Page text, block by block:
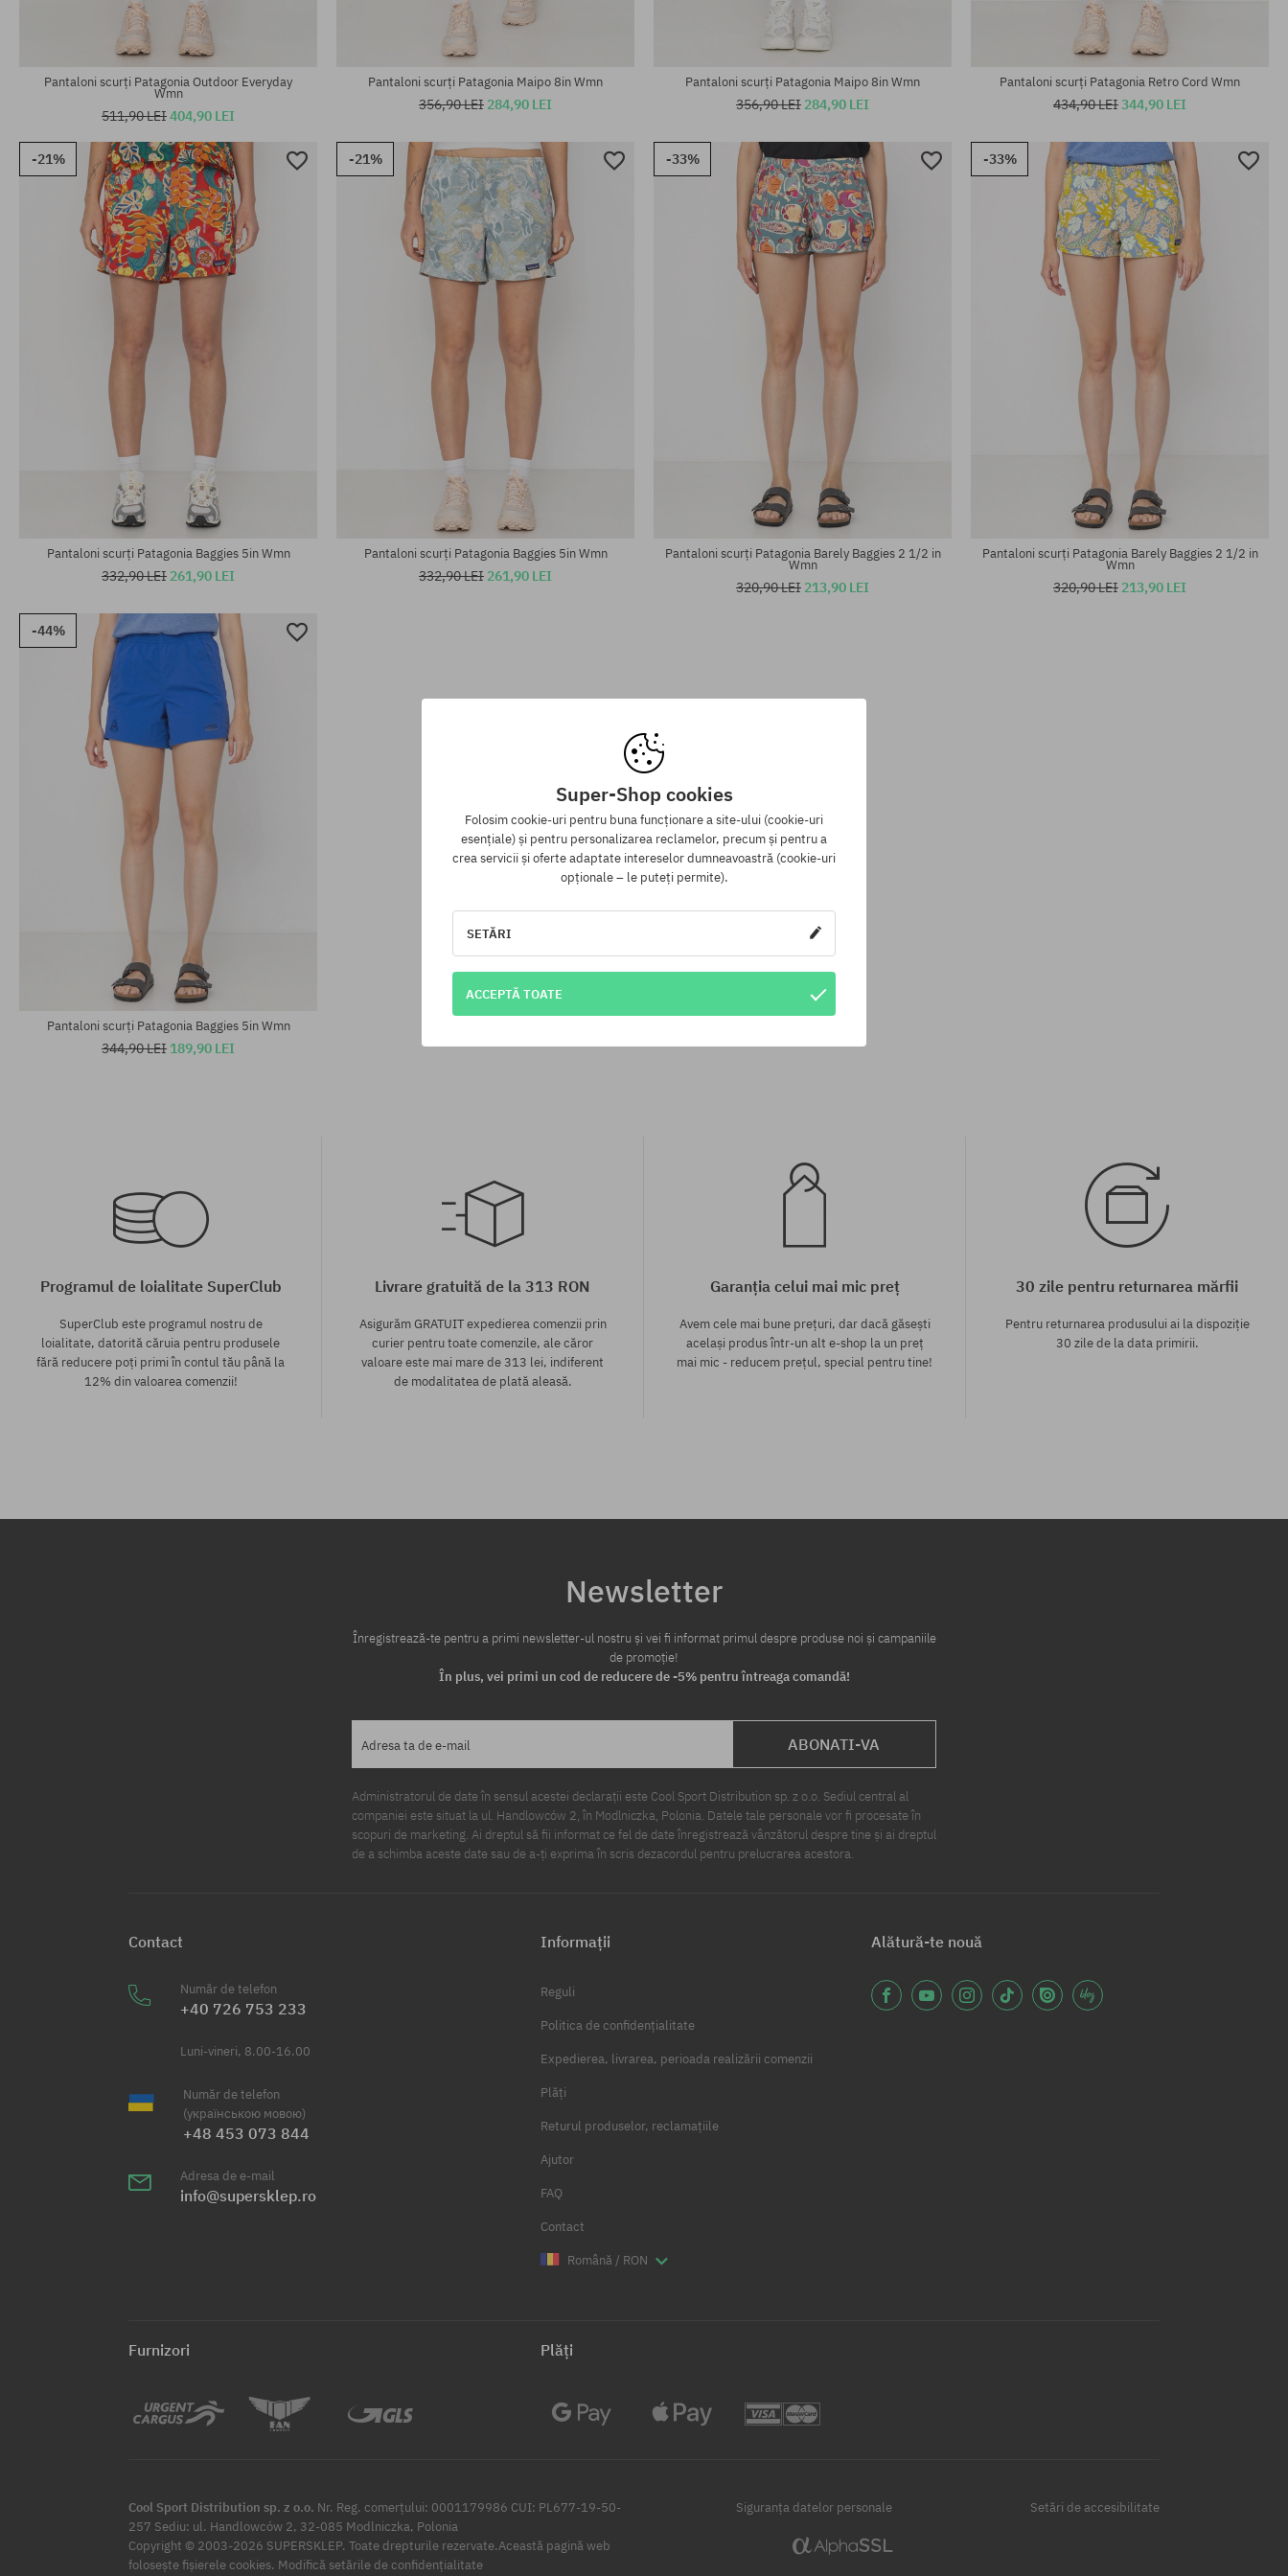
Mărimi existente:
Pantaloni scurți Patagonia Outdoor Everyday
Wmn
511,90 LEI404,90 LEI
Pantaloni scurți Patagonia Maipo 8in Wmn
356,90 LEI 284,90 LEI
Pantaloni scurți Patagonia Maipo 8in Wmn
356,90 LEI 284,90 LEI
Pantaloni scurți Patagonia Retro Cord Wmn
434,90 LEI344,90 LEI
-21%
Mărimi existente:
Pantaloni scurți Patagonia Baggies 5in Wmn
332,90 LEI 261,90 LEI
-21%
Pantaloni scurți Patagonia Baggies 5in Wmn
332,90 LEI 261,90 LEI
-33%
Mărimi existente:
Pantaloni scurți Patagonia Barely Baggies 2 1/2 in
Wmn
320,90 LEI 213,90 LEI
-33%
Pantaloni scurți Patagonia Barely Baggies 2 1/2 in
Wmn
320,90 LEI 213,90 LEI
-44%
Pantaloni scurți Patagonia Baggies 5in Wmn
344,90 LEI 189,90 LEI
Programul de loialitate SuperClub
SuperClub este programul nostru de
loialitate, datorită căruia pentru produsele
fără reducere poți primi în contul tău până la
12% din valoarea comenzii!
Livrare gratuită de la 313 RON
Asigurăm GRATUIT expedierea comenzii prin
curier pentru toate comenzile, ale căror
valoare este mai mare de 313 lei, indiferent
de modalitatea de plată aleasă.
Garanția celui mai mic preț
Avem cele mai bune prețuri, dar dacă găsești
același produs într-un alt e-shop la un preț
mai mic - reducem prețul, special pentru tine!
30 zile pentru returnarea mărfii
Pentru returnarea produsului ai la dispoziție
30 zile de la data primirii.
Newsletter
Înregistrează-te pentru a primi newsletter-ul nostru și vei fi informat primul despre produse noi și campaniile
de promoție!
În plus, vei primi un cod de reducere de -5% pentru întreaga comandă!
Adresa ta de e-mail ABONATI-VA
Administratorul de date în sensul acestei declarații este Cool Sport Distribution sp. z o.o. Sediul central al
companiei este situat la ul. Handlowców 2, în Modlniczka, Polonia. Datele tale personale vor fi procesate în
scopuri de marketing. Ai dreptul să fii informat ce fel de date înregistrează vânzătorul despre tine și ai dreptul
de a schimba aceste date sau de a-ți exprima în scris dezacordul pentru prelucrarea acestora.
Contact
Număr de telefon
+40 726 753 233
Luni-vineri, 8.00-16.00
Număr de telefon
(українською мовою)
+48 453 073 844
Adresa de e-mail
info@supersklep.ro
Informații
Reguli
Politica de confidențialitate
Expedierea, livrarea, perioada realizării comenzii
Plăți
Returul produselor, reclamațiile
Ajutor
FAQ
Contact
Română / RON
Alătură-te nouă
Furnizori Plăți
Cool Sport Distribution sp. z o.o. Nr. Reg. comerțului: 0001179986 CUI: PL677-19-50-
257 Sediu: ul. Handlowców 2, 32-085 Modlniczka, Polonia
Copyright © 2003-2026 SUPERSKLEP. Toate drepturile rezervate.Această pagină web
folosește fișierele cookies. Modifică setările de confidențialitate
Siguranța datelor personale Setări de accesibilitate
Super-Shop cookies
Folosim cookie-uri pentru buna funcționare a site-ului (cookie-uri
esențiale) și pentru personalizarea reclamelor, precum și pentru a
crea servicii și oferte adaptate intereselor dumneavoastră (cookie-uri
opționale – le puteți permite).
SETĂRI
ACCEPTĂ TOATE